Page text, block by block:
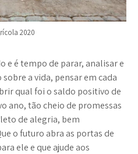
2020
e é tempo de parar, analisar e
a vida, pensar em cada
qual foi o saldo positivo de
ano, tão cheio de promessas
de alegria, bem
o futuro abra as portas de
ele e que ajude aos